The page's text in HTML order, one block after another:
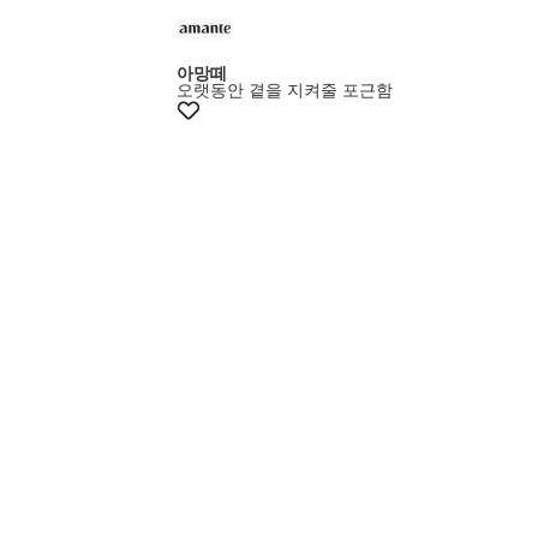
+20%쿠폰
아망떼
오랫동안 곁을 지켜줄 포근함